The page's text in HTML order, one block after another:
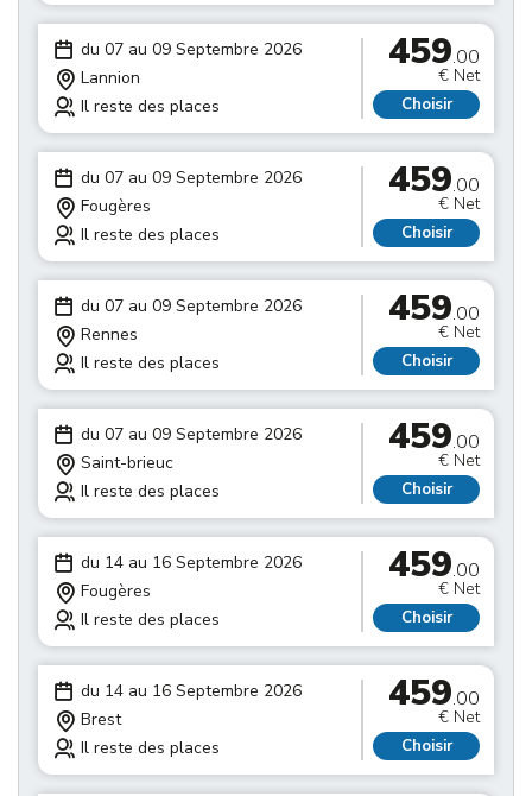
du 07 au 09 Septembre 2026
Lannion
Il reste des places
459.00
€ Net
Choisir
du 07 au 09 Septembre 2026
Fougères
Il reste des places
459.00
€ Net
Choisir
du 07 au 09 Septembre 2026
Rennes
Il reste des places
459.00
€ Net
Choisir
du 07 au 09 Septembre 2026
Saint-brieuc
Il reste des places
459.00
€ Net
Choisir
du 14 au 16 Septembre 2026
Fougères
Il reste des places
459.00
€ Net
Choisir
du 14 au 16 Septembre 2026
Brest
Il reste des places
459.00
€ Net
Choisir